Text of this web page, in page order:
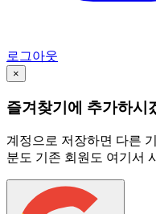
로그아웃
×
즐겨찾기에 추가하시
계정으로 저장하면 다른
분도 기존 회원도 여기서